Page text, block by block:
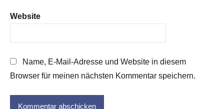
Website
Name, E-Mail-Adresse und Website in diesem
Browser für meinen nächsten Kommentar speichern.